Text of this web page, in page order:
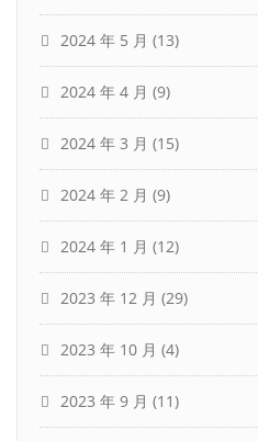
2024 年 5 月 (13)
2024 年 4 月 (9)
2024 年 3 月 (15)
2024 年 2 月 (9)
2024 年 1 月 (12)
2023 年 12 月 (29)
2023 年 10 月 (4)
2023 年 9 月 (11)